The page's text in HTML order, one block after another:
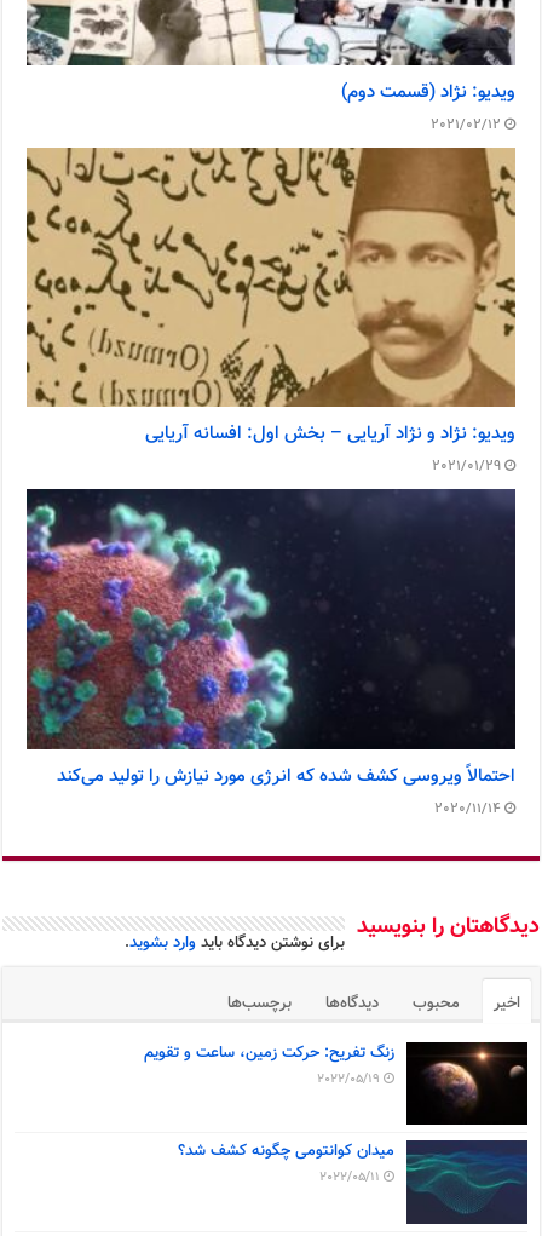
ویدیو: نژاد (قسمت دوم)
2021/02/12
ویدیو: نژاد و نژاد آریایی – بخش اول: افسانه آریایی
2021/01/29
احتمالاً ویروسی کشف شده که انرژی مورد نیازش را تولید می‌کند
2020/11/14
دیدگاهتان را بنویسید برای نوشتن دیدگاه بایدوارد بشوید.
اخیر محبوب دیدگاه‌ها برچسب‌ها
زنگ تفریح: حرکت زمین، ساعت و تقویم
2022/05/19
میدان کوانتومی چگونه کشف شد؟
2022/05/11